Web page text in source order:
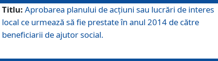
Titlu: Aprobarea planului de acţiuni sau lucrări de interes
local ce urmează să fie prestate în anul 2014 de către
beneficiarii de ajutor social.